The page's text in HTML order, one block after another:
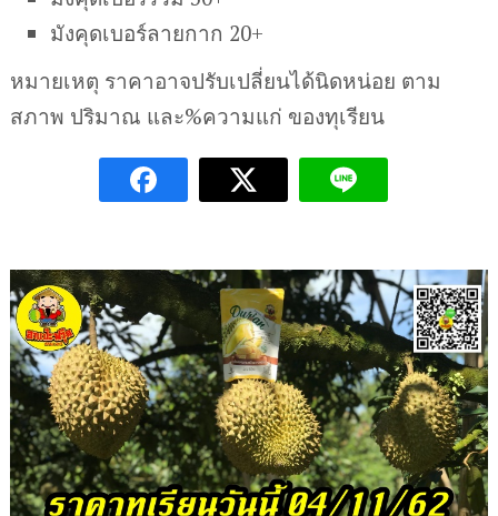
มังคุดเบอร์ลายกาก 20+
หมายเหตุ ราคาอาจปรับเปลี่ยนได้นิดหน่อย ตาม
สภาพ ปริมาณ และ%ความแก่ ของทุเรียน